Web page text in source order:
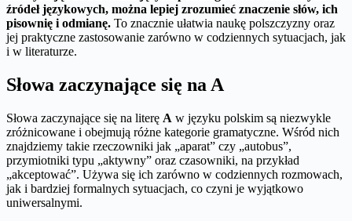
źródeł językowych, można lepiej zrozumieć znaczenie słów, ich
pisownię i odmianę. To znacznie ułatwia naukę polszczyzny oraz
jej praktyczne zastosowanie zarówno w codziennych sytuacjach, jak
i w literaturze.
Słowa zaczynające się na A
Słowa zaczynające się na literę A w języku polskim są niezwykle
zróżnicowane i obejmują różne kategorie gramatyczne. Wśród nich
znajdziemy takie rzeczowniki jak „aparat” czy „autobus”,
przymiotniki typu „aktywny” oraz czasowniki, na przykład
„akceptować”. Używa się ich zarówno w codziennych rozmowach,
jak i bardziej formalnych sytuacjach, co czyni je wyjątkowo
uniwersalnymi.